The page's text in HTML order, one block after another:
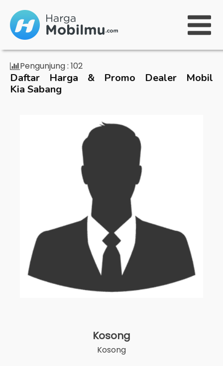
Pengunjung : 102
Daftar Harga & Promo Dealer Mobil
Kia Sabang
Kosong
Kosong